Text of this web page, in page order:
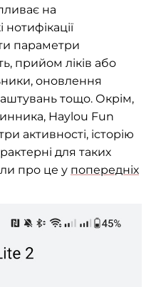
на
параметри
прийом ліків або
оновлення
тощо. Окрім,
Haylou Fun
активності, історію
для таких
про це у попередніх